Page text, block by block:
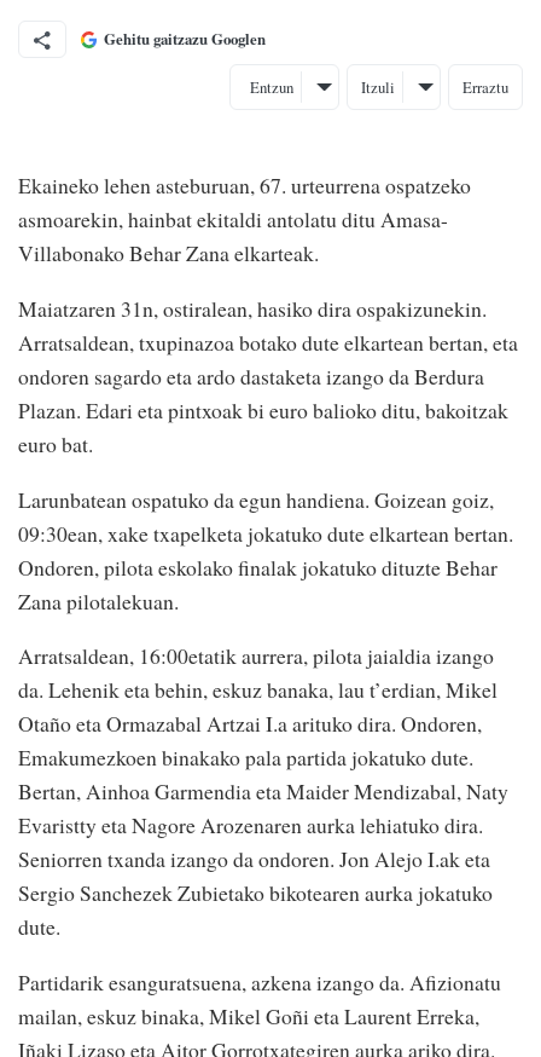
Gehitu gaitzazu Googlen
Entzun Itzuli Erraztu
Ekaineko lehen asteburuan, 67. urteurrena ospatzeko
asmoarekin, hainbat ekitaldi antolatu ditu Amasa-
Villabonako Behar Zana elkarteak.
Maiatzaren 31n, ostiralean, hasiko dira ospakizunekin.
Arratsaldean, txupinazoa botako dute elkartean bertan, eta
ondoren sagardo eta ardo dastaketa izango da Berdura
Plazan. Edari eta pintxoak bi euro balioko ditu, bakoitzak
euro bat.
Larunbatean ospatuko da egun handiena. Goizean goiz,
09:30ean, xake txapelketa jokatuko dute elkartean bertan.
Ondoren, pilota eskolako finalak jokatuko dituzte Behar
Zana pilotalekuan.
Arratsaldean, 16:00etatik aurrera, pilota jaialdia izango
da. Lehenik eta behin, eskuz banaka, lau t’erdian, Mikel
Otaño eta Ormazabal Artzai I.a arituko dira. Ondoren,
Emakumezkoen binakako pala partida jokatuko dute.
Bertan, Ainhoa Garmendia eta Maider Mendizabal, Naty
Evaristty eta Nagore Arozenaren aurka lehiatuko dira.
Seniorren txanda izango da ondoren. Jon Alejo I.ak eta
Sergio Sanchezek Zubietako bikotearen aurka jokatuko
dute.
Partidarik esanguratsuena, azkena izango da. Afizionatu
mailan, eskuz binaka, Mikel Goñi eta Laurent Erreka,
Iñaki Lizaso eta Aitor Gorrotxategiren aurka ariko dira.